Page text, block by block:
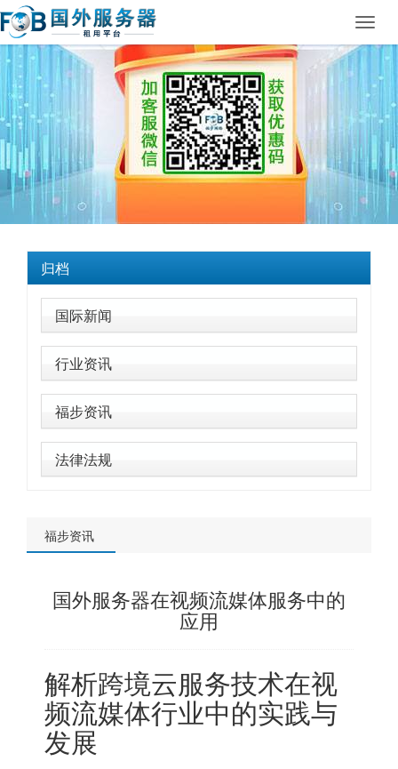
归档
国际新闻
行业资讯
福步资讯
法律法规
福步资讯
国外服务器在视频流媒体服务中的
应用
解析跨境云服务技术在视
频流媒体行业中的实践与
发展